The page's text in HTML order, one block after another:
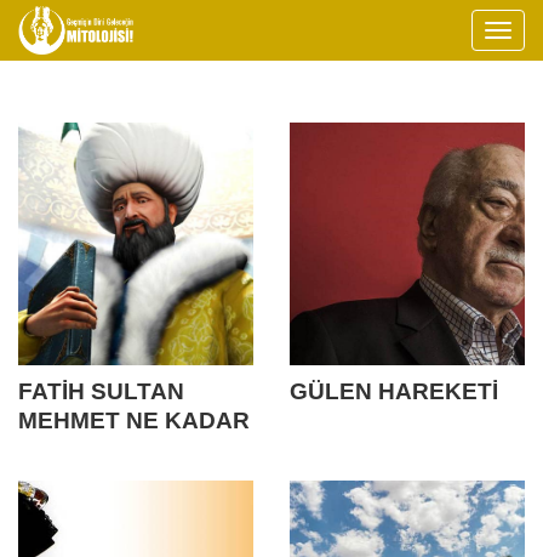
FATİH SULTAN
MEHMET NE KADAR
ADAMIYDI?
GÜLEN HAREKETİ